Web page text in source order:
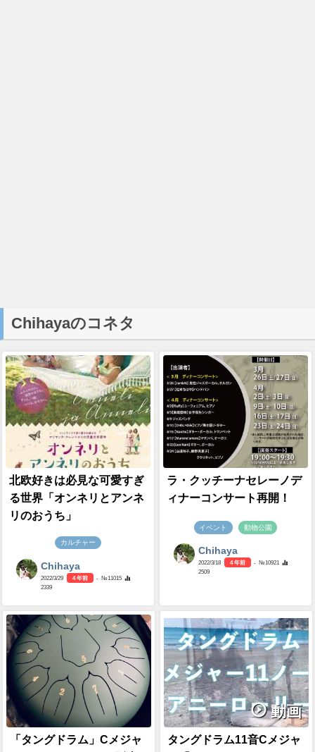
Chihayaのコネタ
北欧好きは必見な可愛すぎ
る世界「オンネリとアンネ
リのおうち」
カルチャー
Chihaya
2022/3/29 4 年前
- №11015
2339
ラ・クッチーナセレーノデ
ィナーコンサート再開！
イベント 動物公園
Chihaya
2022/3/18 4 年前
- №10921
2509
「タングドラム」Cメジャ
動画
タングドラム11音Cメジャ